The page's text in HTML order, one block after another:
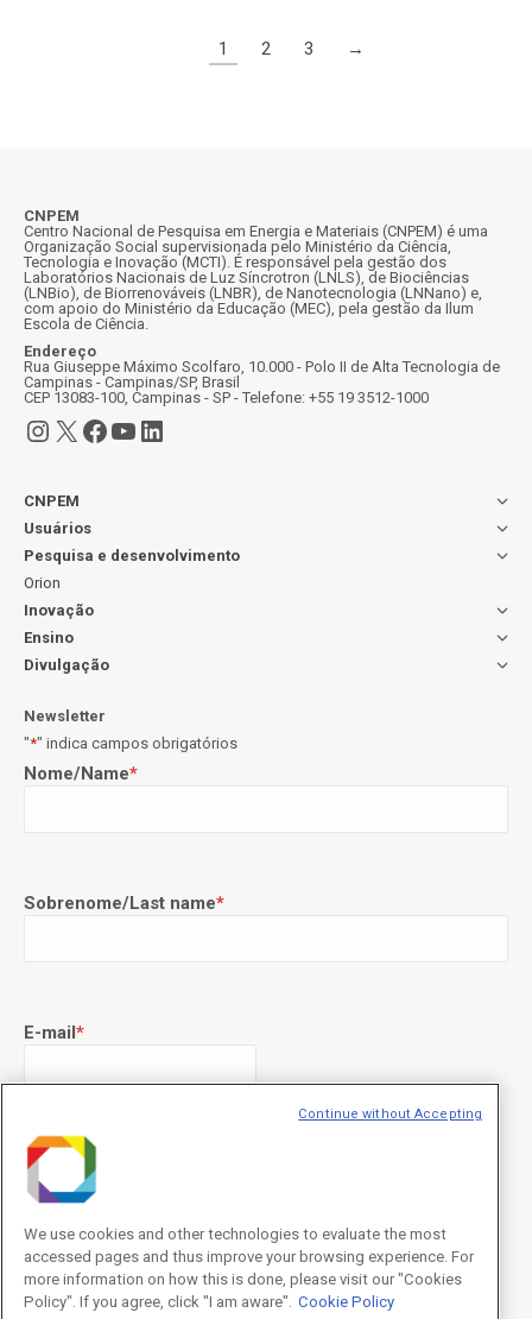
1 2 3 →
CNPEM
Centro Nacional de Pesquisa em Energia e Materiais (CNPEM) é uma
Organização Social supervisionada pelo Ministério da Ciência,
Tecnologia e Inovação (MCTI). É responsável pela gestão dos
Laboratórios Nacionais de Luz Síncrotron (LNLS), de Biociências
(LNBio), de Biorrenováveis (LNBR), de Nanotecnologia (LNNano) e,
com apoio do Ministério da Educação (MEC), pela gestão da Ilum
Escola de Ciência.
Endereço
Rua Giuseppe Máximo Scolfaro, 10.000 - Polo II de Alta Tecnologia de
Campinas - Campinas/SP, Brasil
CEP 13083-100, Campinas - SP - Telefone: +55 19 3512-1000
Instagram
X Facebook
Youtube
LinkedIn
CNPEM
Usuários
Pesquisa e desenvolvimento
Orion
Inovação
Ensino
Divulgação
Newsletter
"*" indica campos obrigatórios
Nome/Name*
Sobrenome/Last name*
E-mail*
Declaração de consentimento
Concordo com os termos de uso descritos na
Privacidade
We use cookies and other technologies to evaluate the most
accessed pages and thus improve your browsing experience. For
more information on how this is done, please visit our "Cookies
Policy". If you agree, click "I am aware". Cookie Policy
Continue without Accepting